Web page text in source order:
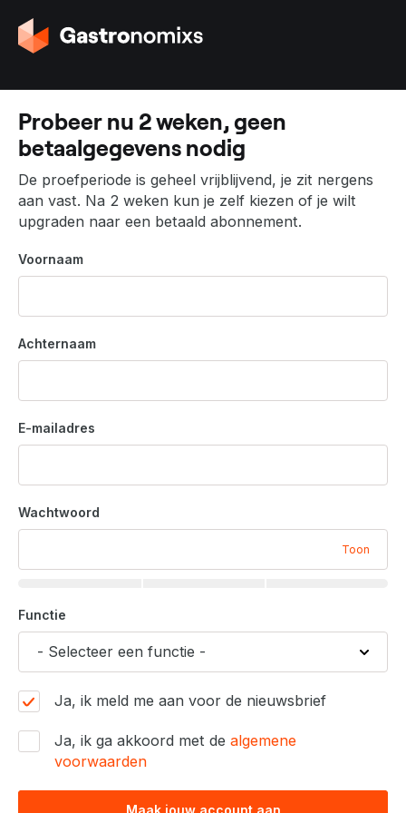
G
a
a
a
r
d
e
h
o
e
p
g
i
n
Probeer nu 2 weken, geen
betaalgegevens nodig
De proefperiode is geheel vrijblijvend, je zit nergens
aan vast. Na 2 weken kun je zelf kiezen of je wilt
upgraden naar een betaald abonnement.
Voornaam
Achternaam
E-mailadres
Wachtwoord
Toon
Functie
Ja, ik meld me aan voor de nieuwsbrief
Ja, ik ga akkoord met de algemene
voorwaarden
Maak jouw account aan